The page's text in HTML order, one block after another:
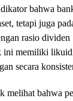
bahwa
tetapi juga
rasio dividen
memiliki
secara
melihat bahwa